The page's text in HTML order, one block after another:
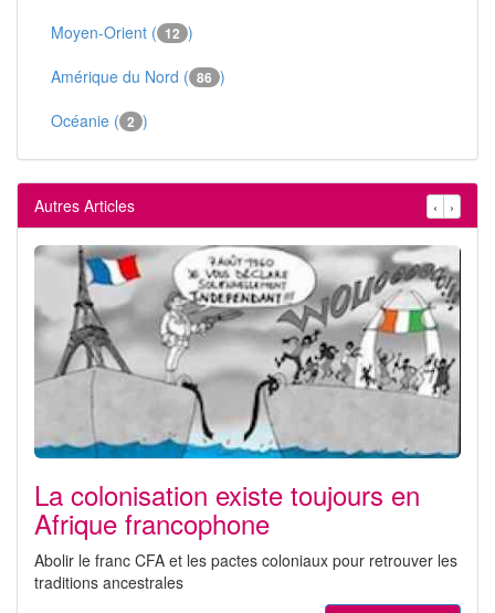
Moyen-Orient ( 12 )
Amérique du Nord ( 86 )
Océanie ( 2 )
Autres Articles ‹ ›
La colonisation existe toujours en
Afrique francophone
Abolir le franc CFA et les pactes coloniaux pour retrouver les
traditions ancestrales